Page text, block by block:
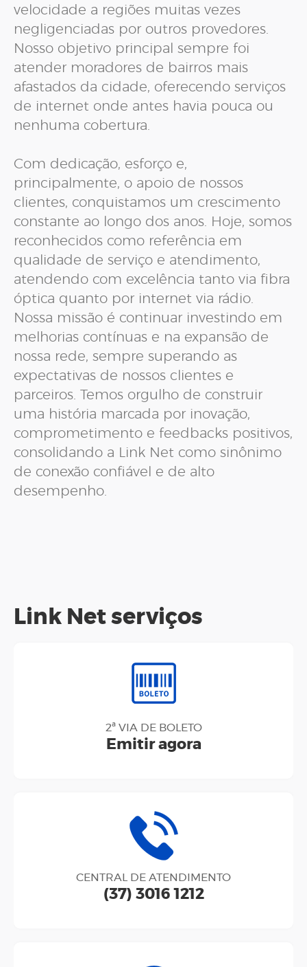
velocidade a regiões muitas vezes
negligenciadas por outros provedores.
Nosso objetivo principal sempre foi
atender moradores de bairros mais
afastados da cidade, oferecendo serviços
de internet onde antes havia pouca ou
nenhuma cobertura.
Com dedicação, esforço e,
principalmente, o apoio de nossos
clientes, conquistamos um crescimento
constante ao longo dos anos. Hoje, somos
reconhecidos como referência em
qualidade de serviço e atendimento,
atendendo com excelência tanto via fibra
óptica quanto por internet via rádio.
Nossa missão é continuar investindo em
melhorias contínuas e na expansão de
nossa rede, sempre superando as
expectativas de nossos clientes e
parceiros. Temos orgulho de construir
uma história marcada por inovação,
comprometimento e feedbacks positivos,
consolidando a Link Net como sinônimo
de conexão confiável e de alto
desempenho.
Link Net serviços
2ª VIA DE BOLETO
Emitir agora
CENTRAL DE ATENDIMENTO
(37) 3016 1212